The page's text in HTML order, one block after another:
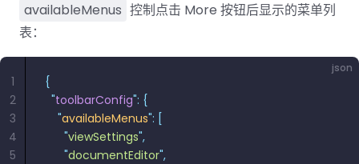
availableMenus 控制点击 More 按钮后显示的菜单列
表：
json
{
  "
toolbarConfig": {
    "
availableMenus": [
      "
viewSettings",
      "
documentEditor",
1
2
3
4
5